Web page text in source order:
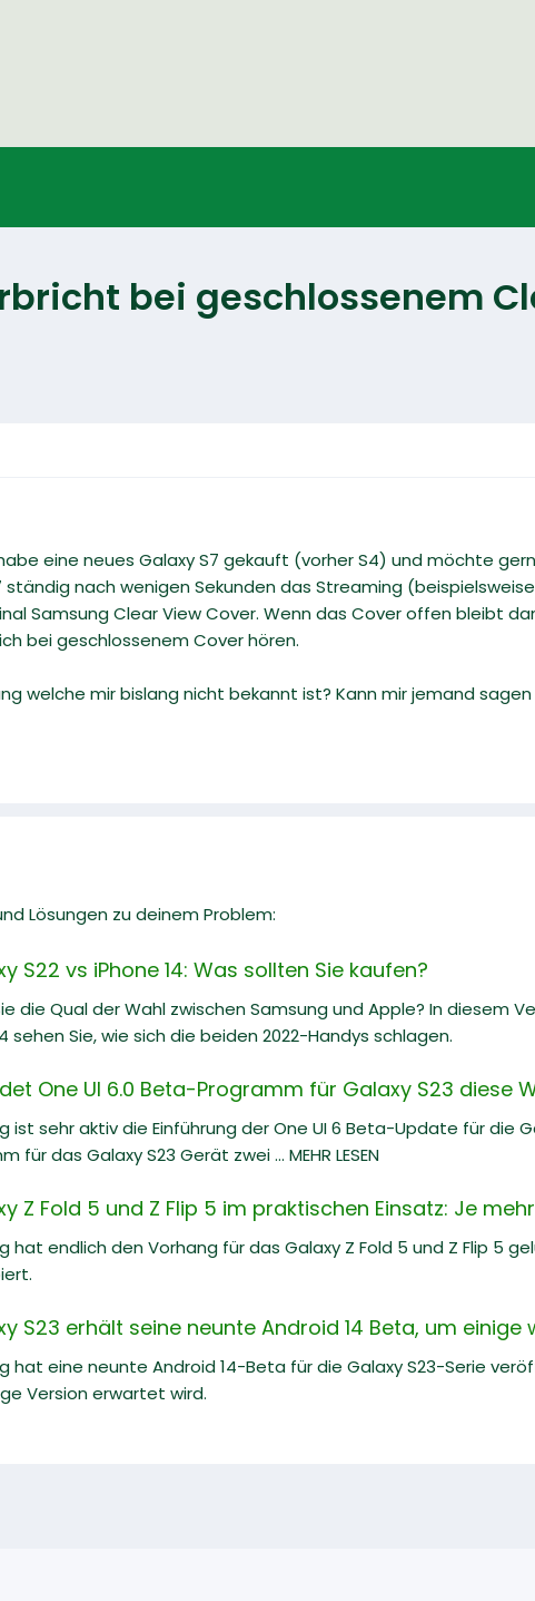
bei geschlossenem
eine neues Galaxy S7 gekauft (vorher S4) und möchte
ständig nach wenigen Sekunden das Streaming
Samsung Clear View Cover. Wenn das Cover offen bleibt
bei geschlossenem Cover hören.
welche mir bislang nicht bekannt ist? Kann mir jemand
Lösungen zu deinem Problem:
S22 vs iPhone 14: Was sollten Sie kaufen?
die Qual der Wahl zwischen Samsung und Apple? In diesem
sehen Sie, wie sich die beiden 2022-Handys schlagen.
One UI 6.0 Beta-Programm für Galaxy S23 diese
ist sehr aktiv die Einführung der One UI 6 Beta-Update für
für das Galaxy S23 Gerät zwei ... MEHR LESEN
Z Fold 5 und Z Flip 5 im praktischen Einsatz: Je
hat endlich den Vorhang für das Galaxy Z Fold 5 und Z Flip 5
S23 erhält seine neunte Android 14 Beta, um einige
hat eine neunte Android 14-Beta für die Galaxy S23-Serie
Version erwartet wird.